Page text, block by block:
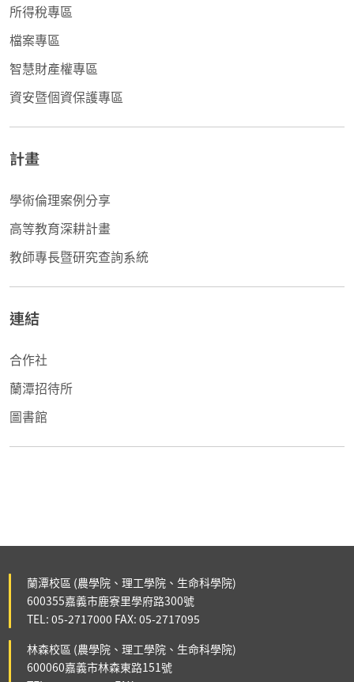
所得稅專區
檔案專區
智慧財產權專區
資安暨個資保護專區
計畫
學術倫理案例分享
高等教育深耕計畫
教師專長暨研究查詢系統
連結
合作社
蘭潭招待所
圖書館
蘭潭校區 (農學院、理工學院、生命科學院)
600355嘉義市鹿寮里學府路300號
TEL: 05-2717000 FAX: 05-2717095
林森校區 (農學院、理工學院、生命科學院)
600060嘉義市林森東路151號